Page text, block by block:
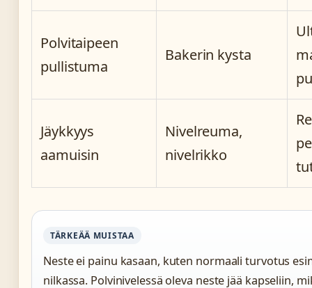
Polvitaipeen
pullistuma
Bakerin kysta
Jäykkyys
aamuisin
Nivelreuma,
nivelrikko
TÄRKEÄÄ MUISTAA
Neste ei painu kasaan, kuten normaali turvotus
nilkassa. Polvinivelessä oleva neste jää kapseliin,